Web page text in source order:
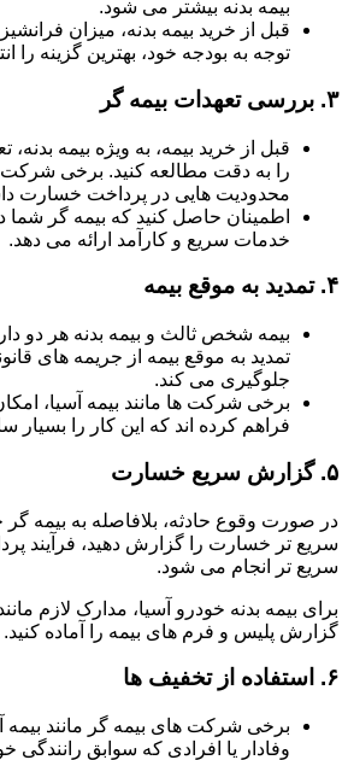
بیمه بدنه بیشتر می شود.
قبل از خرید بیمه بدنه، میزان
توجه به بودجه خود، بهترین گزینه را
۳. بررسی تعهدات بیمه گر
قبل از خرید بیمه، به ویژه بیمه
را به دقت مطالعه کنید. برخی
محدودیت هایی در پرداخت خسارت
اطمینان حاصل کنید که بیمه گر شما
خدمات سریع و کارآمد ارائه می دهد.
۴. تمدید به موقع بیمه
بیمه شخص ثالث و بیمه بدنه هر دو
تمدید به موقع بیمه از جریمه های
جلوگیری می کند.
برخی شرکت ها مانند بیمه آسیا، امکان
فراهم کرده اند که این کار را بسیار
۵. گزارش سریع خسارت
در صورت وقوع حادثه، بلافاصله به بیمه
سریع تر خسارت را گزارش دهید، فرآیند
سریع تر انجام می شود.
برای بیمه بدنه خودرو آسیا، مدارک لازم
گزارش پلیس و فرم های بیمه را آماده کنید.
۶. استفاده از تخفیف ها
برخی شرکت های بیمه گر مانند بیمه
وفادار یا افرادی که سوابق رانندگی